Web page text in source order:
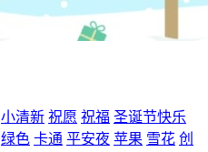
小清新 祝愿 祝福 圣诞节快乐
绿色 卡通 平安夜 苹果 雪花 创